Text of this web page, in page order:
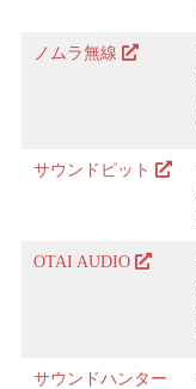
ノムラ無線
サウンドピット
OTAI AUDIO
サウンドハンター